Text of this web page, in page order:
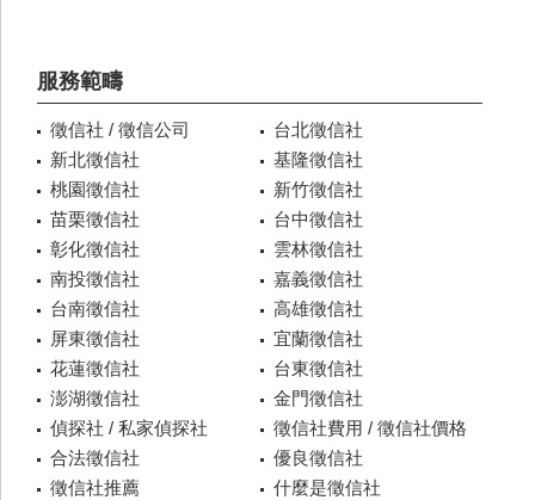
服務範疇
徵信社 / 徵信公司
台北徵信社
新北徵信社
基隆徵信社
桃園徵信社
新竹徵信社
苗栗徵信社
台中徵信社
彰化徵信社
雲林徵信社
南投徵信社
嘉義徵信社
台南徵信社
高雄徵信社
屏東徵信社
宜蘭徵信社
花蓮徵信社
台東徵信社
澎湖徵信社
金門徵信社
偵探社 / 私家偵探社
徵信社費用 / 徵信社價格
合法徵信社
優良徵信社
徵信社推薦
什麼是徵信社